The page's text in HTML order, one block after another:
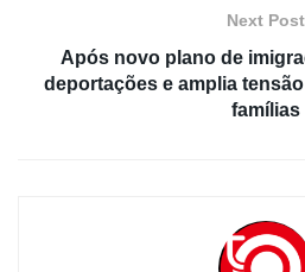
Next Post
Após novo plano de
deportações e amplia
famílias